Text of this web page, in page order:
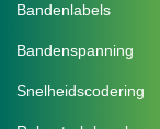
Bandenlabels
Bandenspanning
Snelheidscodering